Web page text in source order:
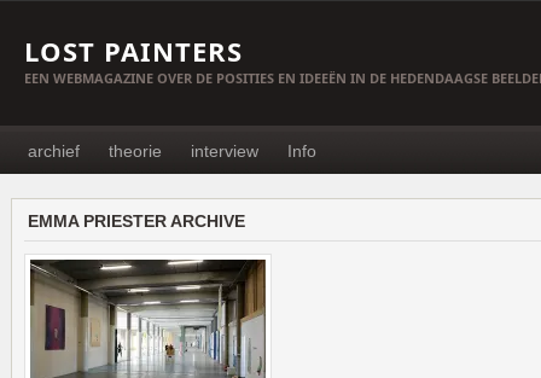
LOST PAINTERS
EEN WEBMAGAZINE OVER DE POSITIES EN IDEEËN IN DE HEDENDAAGSE
archief theorie interview Info
EMMA PRIESTER ARCHIVE